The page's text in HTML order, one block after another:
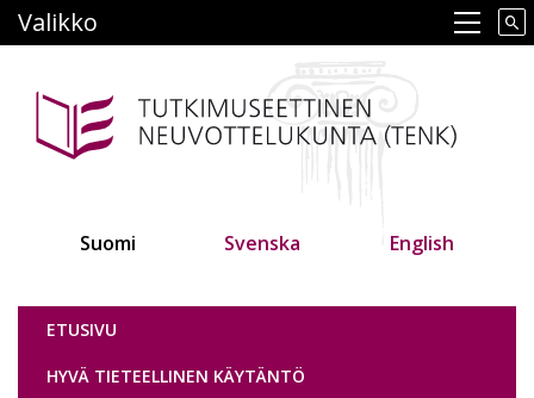
pääsisältöön
Main navigation
Valikko
Suomi Svenska English
Tutkimuseettinen neuvottelukunta
ETUSIVU
HYVÄ TIETEELLINEN KÄYTÄNTÖ